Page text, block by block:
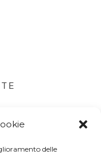
delle